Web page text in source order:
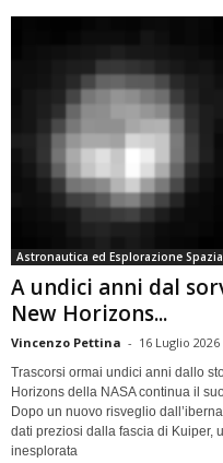
Astronautica ed Esplorazione
A undici anni dal
New Horizons...
Vincenzo Pettina - 16 Luglio 2026
Trascorsi ormai undici anni dallo
Horizons della NASA continua il
Dopo un nuovo risveglio
dati preziosi dalla fascia di Kuiper,
inesplorata